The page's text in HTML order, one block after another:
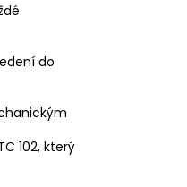
do
102, který